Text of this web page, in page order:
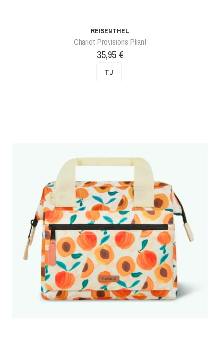
REISENTHEL
Chariot Provisions Pliant
Prix
35,95 €
TU